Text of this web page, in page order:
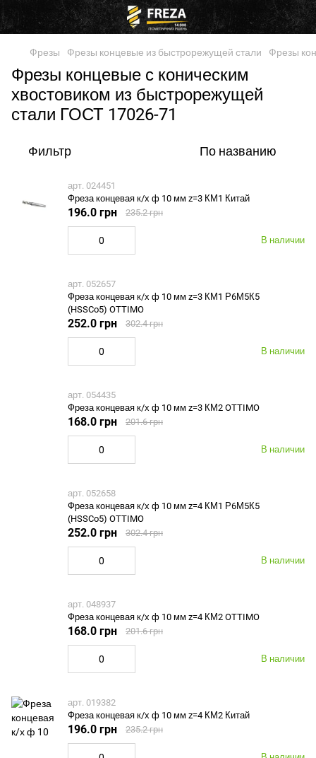
Фрезы Фрезы концевые из быстрорежущей стали Фрезы
Фрезы концевые с коническим
хвостовиком из быстрорежущей
стали ГОСТ 17026-71
Фильтр По названию
арт. 024451
Фреза концевая к/х ф 10 мм z=3 КМ1 Китай
В наличии
196.0 грн 235.2 грн
арт. 052657
Фреза концевая к/х ф 10 мм z=3 КМ1 Р6М5К5
(HSSCo5) OTTIMO
В наличии
252.0 грн 302.4 грн
арт. 054435
Фреза концевая к/х ф 10 мм z=3 КМ2 OTTIMO
В наличии
168.0 грн 201.6 грн
арт. 052658
Фреза концевая к/х ф 10 мм z=4 КМ1 Р6М5К5
(HSSCo5) OTTIMO
В наличии
252.0 грн 302.4 грн
арт. 048937
Фреза концевая к/х ф 10 мм z=4 КМ2 OTTIMO
В наличии
168.0 грн 201.6 грн
арт. 019382
Фреза концевая к/х ф 10 мм z=4 КМ2 Китай
196.0 грн 235.2 грн